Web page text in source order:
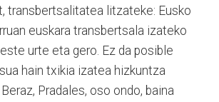
transbertsalitatea litzateke: Eusko
euskara transbertsala izateko
urte eta gero. Ez da posible
hain txikia izatea hizkuntza
Pradales, oso ondo, baina